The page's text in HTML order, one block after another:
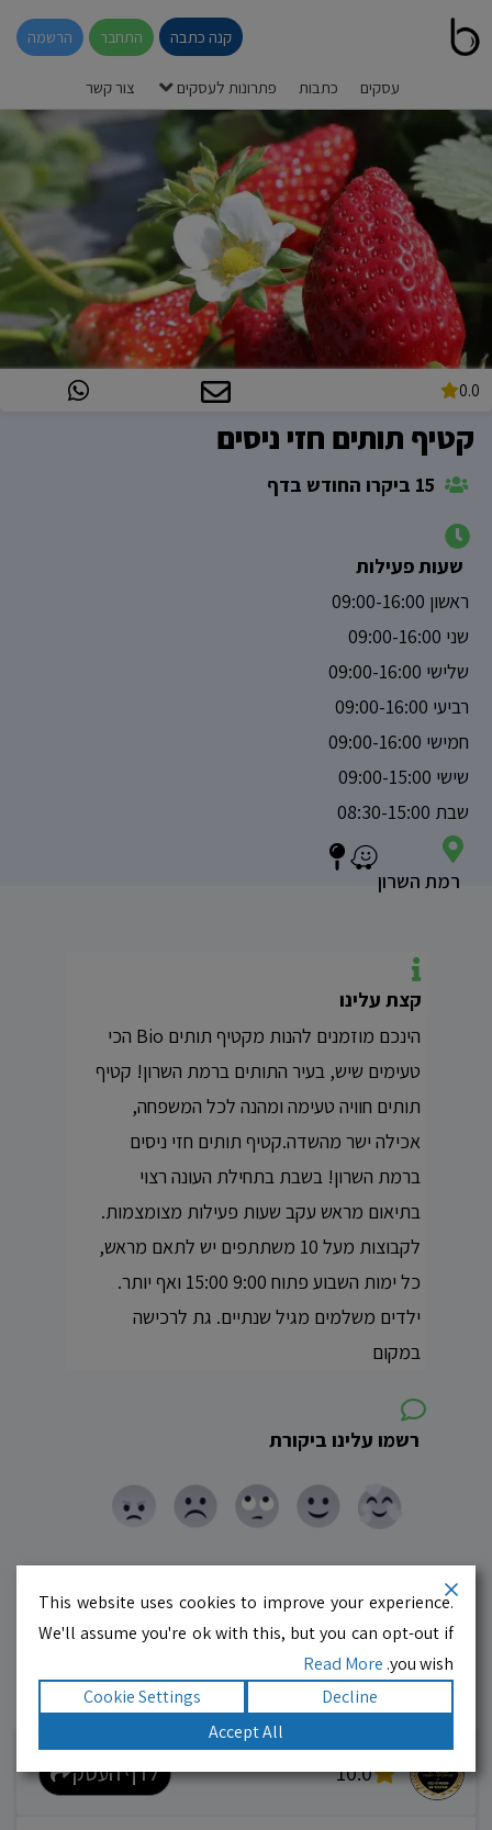
קנה כתבה התחבר הרשמה
עסקים כתבות פתרונות לעסקים צור קשר
0.0
קטיף תותים חזי ניסים
שעות פעילות
ראשון 09:00-16:00
שני 09:00-16:00
שלישי 09:00-16:00
רביעי 09:00-16:00
חמישי 09:00-16:00
שישי 09:00-15:00
שבת 08:30-15:00
רמת השרון
קצת עלינו
הינכם מוזמנים להנות מקטיף תותים Bio הכי
טעימים שיש, בעיר התותים ברמת השרון! קטיף
תותים חוויה טעימה ומהנה לכל המשפחה,
אכילה ישר מהשדה.קטיף תותים חזי ניסים
ברמת השרון! בשבת בתחילת העונה רצוי
בתיאום מראש עקב שעות פעילות מצומצמות.
לקבוצות מעל 10 משתתפים יש לתאם מראש,
כל ימות השבוע פתוח 9:00 15:00 ואף יותר.
ילדים משלמים מגיל שנתיים. גת לרכישה
במקום
רשמו עלינו ביקורת
עסקים מומלצים!רוצים גם? לחצו כאן
10.0 לדף העסק
This website uses cookies to improve your experience.
We'll assume you're ok with this, but you can opt-out if
you wish.
Read More
Decline
Cookie Settings
Accept All